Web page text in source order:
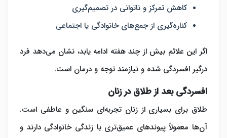
کاهش تمرکز و ناتوانی در تصمیم‌گیری
کناره‌گیری از جمع‌های خانوادگی یا اجتماعی
اگر این علائم بیش از چند هفته ادامه یابد، نشان می‌دهد فرد
درگیر افسردگی شده و نیازمند توجه و درمان است.
افسردگی بعد از طلاق در زنان
طلاق برای بسیاری از زنان تجربه‌ای سنگین و عاطفی است.
آن‌ها معمولاً پیوندهای عمیق‌تری با زندگی خانوادگی دارند و